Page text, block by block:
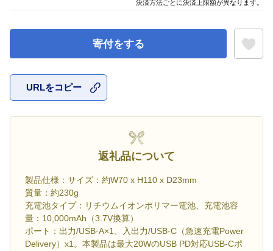
寄付をする
URLをコピー
返礼品について
製品仕様：サイズ：約W70 x H110 x D23mm
質量：約230g
充電池タイプ：リチウムイオンポリマー電池、充電池容
量：10,000mAh（3.7V換算）
ポート：出力/USB-A×1、入出力/USB-C（急速充電Power
Delivery）x1。本製品は最大20WのUSB PD対応USB-Cポ
決済方法ごとに決済上限額が異なります。